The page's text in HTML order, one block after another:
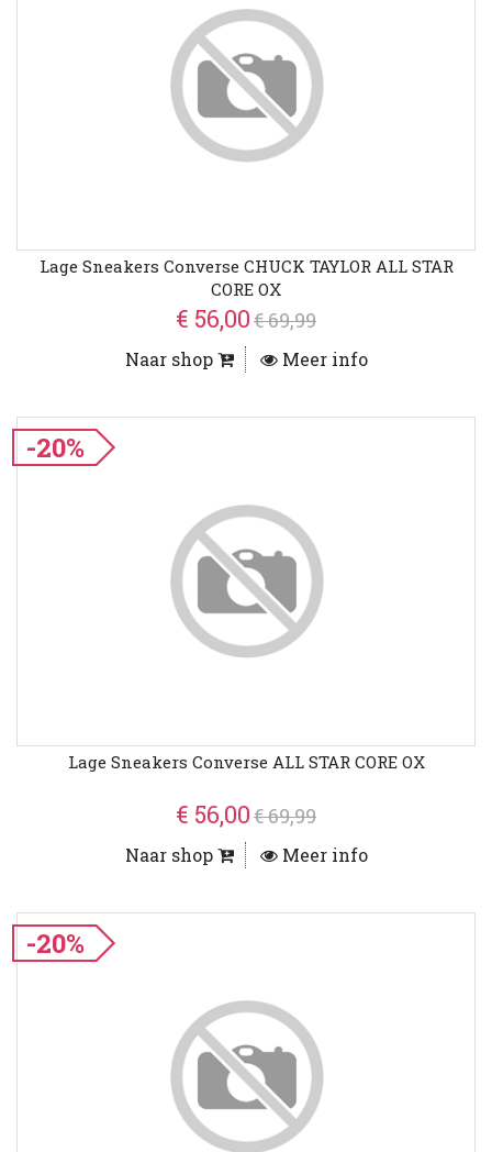
Lage Sneakers Converse CHUCK TAYLOR ALL STAR
CORE OX
€ 56,00€ 69,99
Naar shop Meer info
-20%
Lage Sneakers Converse ALL STAR CORE OX
€ 56,00€ 69,99
Naar shop Meer info
-20%